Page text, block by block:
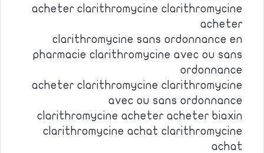
acheter clarithromycine clarithromycine
acheter
clarithromycine sans ordonnance en
pharmacie clarithromycine avec ou sans
ordonnance
acheter clarithromycine clarithromycine
avec ou sans ordonnance
clarithromycine acheter acheter biaxin
clarithromycine achat clarithromycine
achat